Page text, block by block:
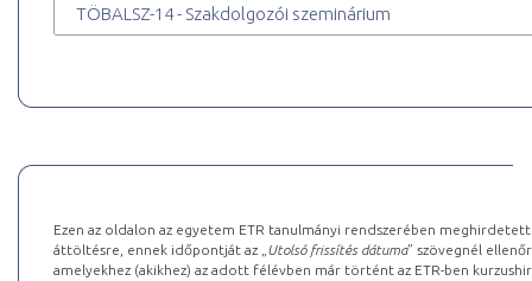
TÖBALSZ-14 - Szakdolgozói szeminárium
Ezen az oldalon az egyetem ETR tanulmányi rendszerében
áttöltésre, ennek időpontját az „ Utolsó frissítés dátuma” szövegnél
amelyekhez (akikhez) az adott félévben már történt az ETR-ben